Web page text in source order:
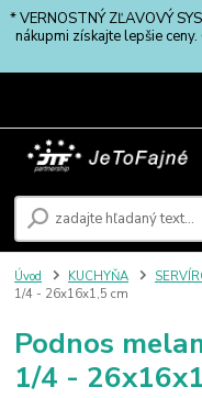
* VERNOSTNÝ ZĽAVOVÝ
nákupmi získajte lepšie
Úvod KUCHYŇA
1/4 - 26x16x1,5 cm
Podnos
1/4 -